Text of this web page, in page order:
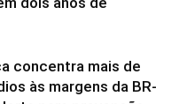
concentra mais de
às margens da BR-